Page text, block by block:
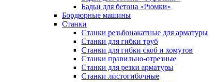
Бадьи для бетона «Рюмки»
Бордюрные машины
Станки
Станки резьбонакатные для арматуры
Станки для гибки труб
Станки для гибки скоб и хомутов
Станки правильно-отрезные
Станки для резки арматуры
Станки листогибочные